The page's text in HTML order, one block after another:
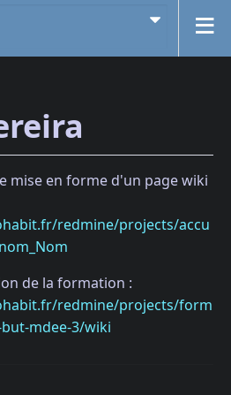
mise en forme d'un page wiki
redmine/projects/accu
de la formation :
redmine/projects/form
mdee-3/wiki